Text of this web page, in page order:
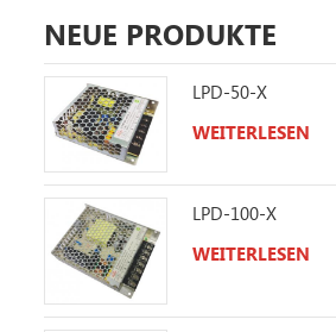
NEUE PRODUKTE
LPD-50-X
WEITERLESEN
LPD-100-X
WEITERLESEN